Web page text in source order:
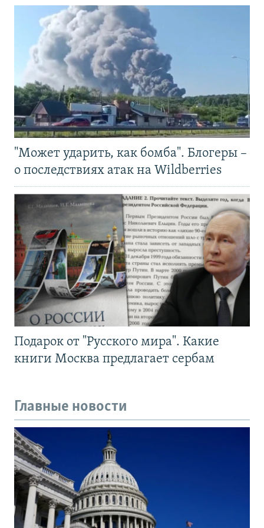
"Может ударить, как бомба". Блогеры –
о последствиях атак на Wildberries
Подарок от "Русского мира". Какие
книги Москва предлагает сербам
Главные новости